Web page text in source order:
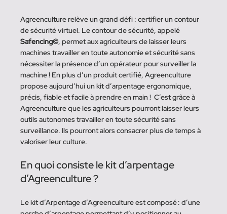
Agreenculture relève un grand défi : certifier un contour
de sécurité virtuel. Le contour de sécurité, appelé
Safencing©, permet aux agriculteurs de laisser leurs
machines travailler en toute autonomie et sécurité sans
nécessiter la présence d’un opérateur pour surveiller la
machine ! En plus d’un produit certifié, Agreenculture
propose aujourd’hui un kit d’arpentage ergonomique,
précis, fiable et facile à prendre en main !  C’est grâce à
Agreenculture que les agriculteurs pourront laisser leurs
outils autonomes travailler en toute sécurité sans
surveillance. Ils pourront alors consacrer plus de temps à
valoriser leur culture.
En quoi consiste le kit d’arpentage
d’Agreenculture ?
Le kit d’Arpentage d’Agreenculture est composé : d’une